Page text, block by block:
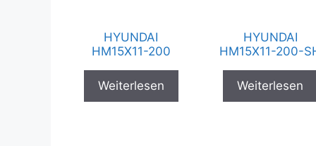
HYUNDAI
HM15X11-200
Weiterlesen
HYUNDAI
HM15X11-200-
Weiterlesen